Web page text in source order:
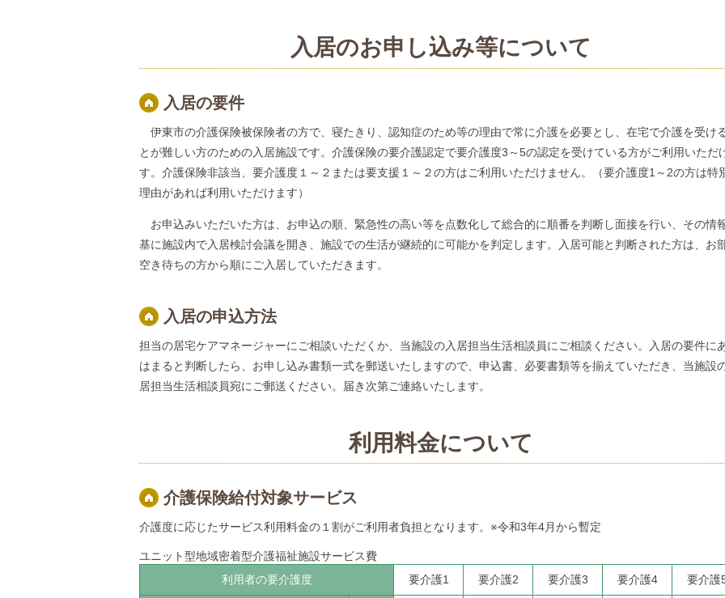
入居のお申し込み等について
入居の要件
伊東市の介護保険被保険者の方で、寝たきり、認知症のため等の理由で常に介護を必要とし、在宅で介護を受け
とが難しい方のための入居施設です。介護保険の要介護認定で要介護度3～5の認定を受けている方がご利用いただ
す。介護保険非該当、要介護度１～２または要支援１～２の方はご利用いただけません。（要介護度1～2の方は特
理由があれば利用いただけます）
お申込みいただいた方は、お申込の順、緊急性の高い等を点数化して総合的に順番を判断し面接を行い、その情
基に施設内で入居検討会議を開き、施設での生活が継続的に可能かを判定します。入居可能と判断された方は、お
空き待ちの方から順にご入居していただきます。
入居の申込方法
担当の居宅ケアマネージャーにご相談いただくか、当施設の入居担当生活相談員にご相談ください。入居の要件に
はまると判断したら、お申し込み書類一式を郵送いたしますので、申込書、必要書類等を揃えていただき、当施設
居担当生活相談員宛にご郵送ください。届き次第ご連絡いたします。
利用料金について
介護保険給付対象サービス
介護度に応じたサービス利用料金の１割がご利用者負担となります。※令和3年4月から暫定
ユニット型地域密着型介護福祉施設サービス費
利用者の要介護度
要介護1 要介護2 要介護3 要介護4 要介護